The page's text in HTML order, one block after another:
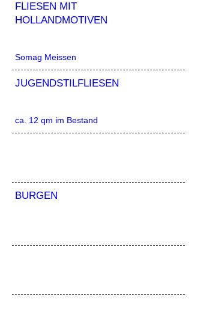
FLIESEN MIT
HOLLANDMOTIVEN
Somag Meissen
JUGENDSTILFLIESEN
ca. 12 qm im Bestand
BURGEN